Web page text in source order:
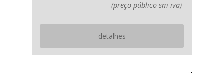
(preço público sm iva)
detalhes